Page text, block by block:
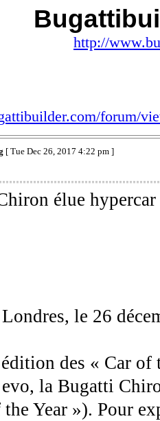
http://
forum/
[ Tue Dec 26, 2017 4:22 pm ]
élue hypercar
le 26
des « Car of
la Bugatti
Year »). Pour